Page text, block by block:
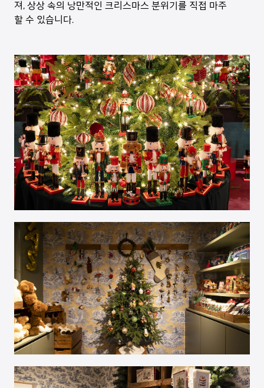
져, 상상 속의 낭만적인 크리스마스 분위기를 직접 마주
할 수 있습니다.